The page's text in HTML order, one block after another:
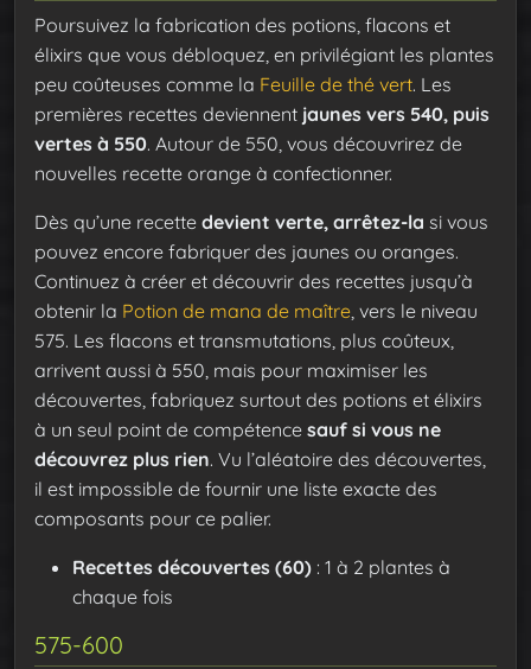
Poursuivez la fabrication des potions, flacons et
élixirs que vous débloquez, en privilégiant les plantes
peu coûteuses comme la Feuille de thé vert. Les
premières recettes deviennent jaunes vers 540, puis
vertes à 550. Autour de 550, vous découvrirez de
nouvelles recette orange à confectionner.
Dès qu’une recette devient verte, arrêtez-la si vous
pouvez encore fabriquer des jaunes ou oranges.
Continuez à créer et découvrir des recettes jusqu’à
obtenir la Potion de mana de maître, vers le niveau
575. Les flacons et transmutations, plus coûteux,
arrivent aussi à 550, mais pour maximiser les
découvertes, fabriquez surtout des potions et élixirs
à un seul point de compétence sauf si vous ne
découvrez plus rien. Vu l’aléatoire des découvertes,
il est impossible de fournir une liste exacte des
composants pour ce palier.
Recettes découvertes (60) : 1 à 2 plantes à
chaque fois
575-600